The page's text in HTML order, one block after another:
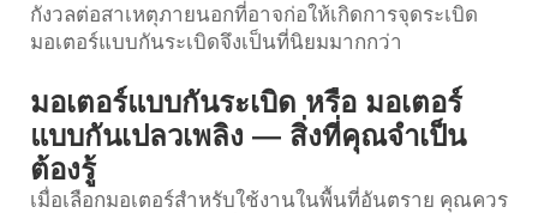
กังวลต่อสาเหตุภายนอกที่อาจก่อให้เกิดการจุดระเบิด
มอเตอร์แบบกันระเบิดจึงเป็นที่นิยมมากกว่า
มอเตอร์แบบกันระเบิด หรือ มอเตอร์
แบบกันเปลวเพลิง — สิ่งที่คุณจำเป็น
ต้องรู้
เมื่อเลือกมอเตอร์สำหรับใช้งานในพื้นที่อันตราย คุณควร